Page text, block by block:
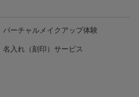
バーチャルメイクアップ体験
名入れ（刻印）サービス